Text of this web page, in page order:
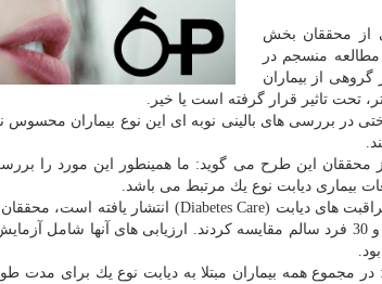
از محققان بخش
منسجم در
از بیماران
در بررسی های بالینی نوبه ای این نوع بیماران محسوس
محققان این طرح می گوید: ما همینطور این مورد را
بیماری دیابت نوع یك مرتبط می باشد.
همه بیماران مبتلا به دیابت نوع یك برای مدت